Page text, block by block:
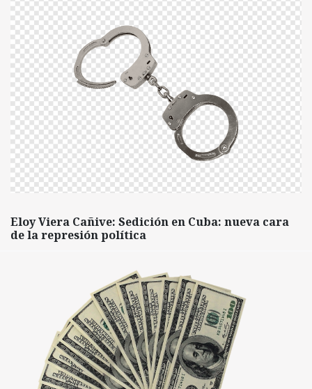
Eloy Viera Cañive: Sedición en Cuba: nueva cara
de la represión política